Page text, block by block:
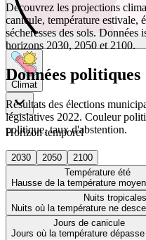
Climat
Horizon temporel
2030 2050
2100
Température été
Hausse de la température
Nuits tropicales
Nuits où la température ne
Jours de canicule
Jours où la température dépasse
Découvrez les projections
canicule, température estivale,
sécheresses des sols.
horizons 2030, 2050 et 2100.
Données politiques
Résultats des élections
législatives 2022. Couleur
politique, taux d'abstention.